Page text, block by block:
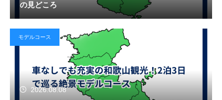
の見どころ
モデルコース
2026.08.08